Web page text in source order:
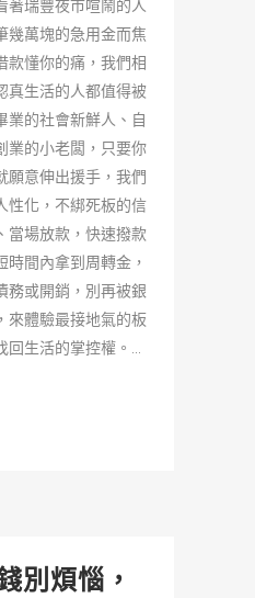
著瑞豐夜市喧鬧的人
幾萬塊的急用金而焦
款懂你的痛，我們相
真生活的人都值得被
業的社會新鮮人、自
業的小老闆，只要你
願意伸出援手，我們
性化，不綁死板的信
當場放款，快速撥款
時間內拿到周轉金，
務或開銷，別再被銀
來體驗最接地氣的板
回生活的掌控權。...
別煩惱，